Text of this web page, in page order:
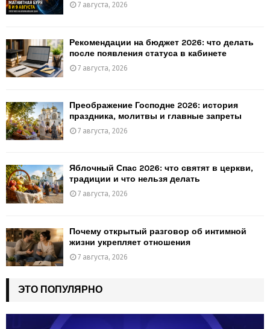
7 августа, 2026
Рекомендации на бюджет 2026: что делать
после появления статуса в кабинете
7 августа, 2026
Преображение Господне 2026: история
праздника, молитвы и главные запреты
7 августа, 2026
Яблочный Спас 2026: что святят в церкви,
традиции и что нельзя делать
7 августа, 2026
Почему открытый разговор об интимной
жизни укрепляет отношения
7 августа, 2026
ЭТО ПОПУЛЯРНО